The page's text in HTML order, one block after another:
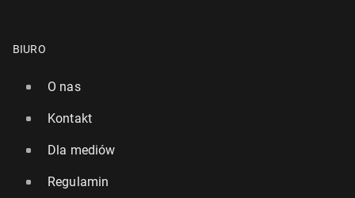
BIURO
O nas
Kontakt
Dla mediów
Regulamin